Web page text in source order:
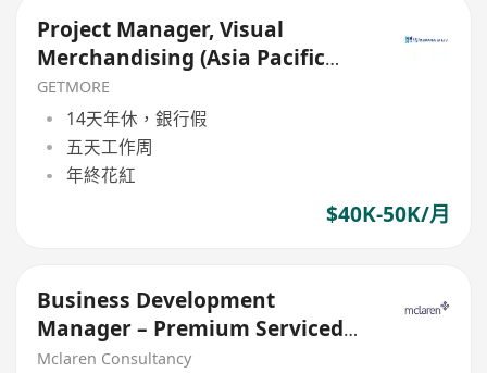
Project Manager, Visual
Merchandising (Asia Pacific
Travel Retail)
GETMORE
14天年休，銀行假
五天工作周
年終花紅
$40K-50K/月
Business Development
Manager – Premium Serviced
Office (Central Asia)
Mclaren Consultancy